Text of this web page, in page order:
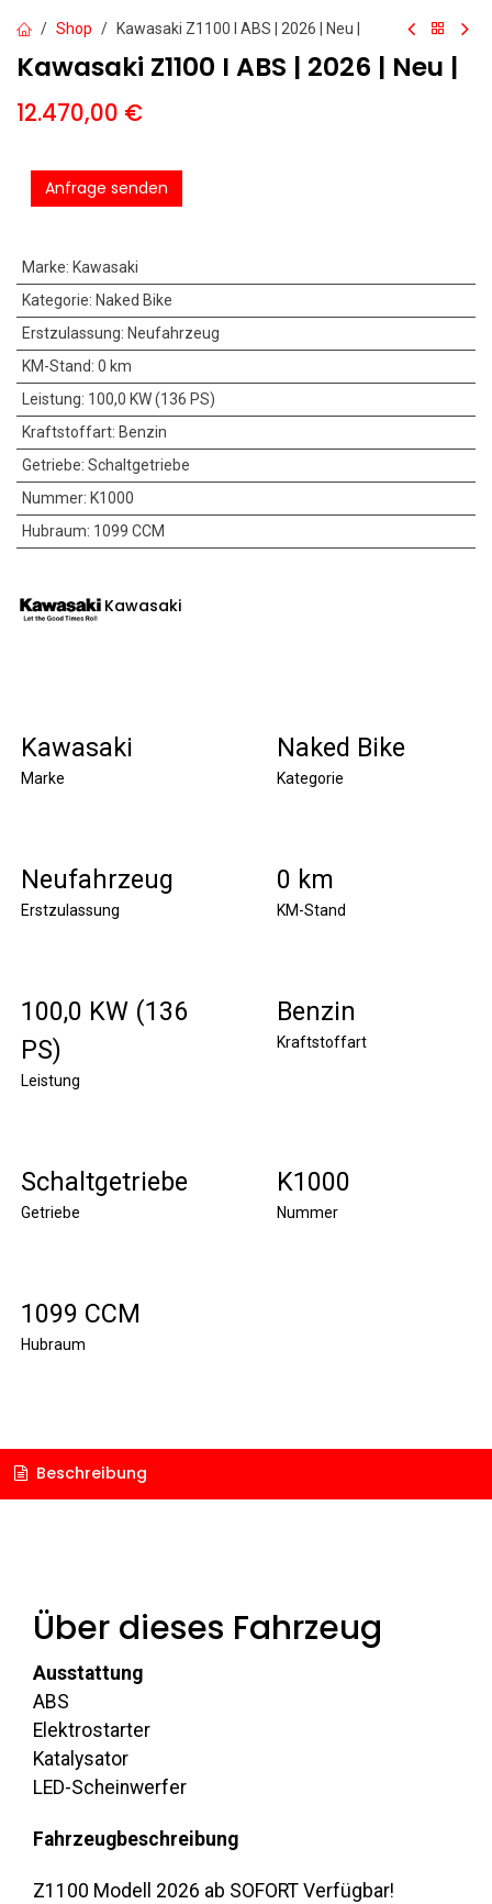
Shop Kawasaki Z1100 I ABS | 2026 | Neu |
Kawasaki Z1100 I ABS | 2026 | Neu |
12.470,00 €
Anfrage senden
Marke: Kawasaki
Kategorie: Naked Bike
Erstzulassung: Neufahrzeug
KM-Stand: 0 km
Leistung: 100,0 KW (136 PS)
Kraftstoffart: Benzin
Getriebe: Schaltgetriebe
Nummer: K1000
Hubraum: 1099 CCM
Kawasaki
Kawasaki
Marke
Naked Bike
Kategorie
Neufahrzeug
Erstzulassung
0 km
KM-Stand
100,0 KW (136
PS)
Leistung
Benzin
Kraftstoffart
Schaltgetriebe
Getriebe
K1000
Nummer
1099 CCM
Hubraum
Beschreibung
Über dieses Fahrzeug
Ausstattung
ABS
Elektrostarter
Katalysator
LED-Scheinwerfer
Fahrzeugbeschreibung
Z1100 Modell 2026 ab SOFORT Verfügbar!